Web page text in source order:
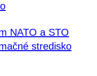
NATO a STO
stredisko